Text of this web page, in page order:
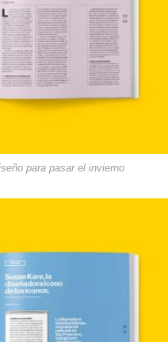
para pasar el invierno